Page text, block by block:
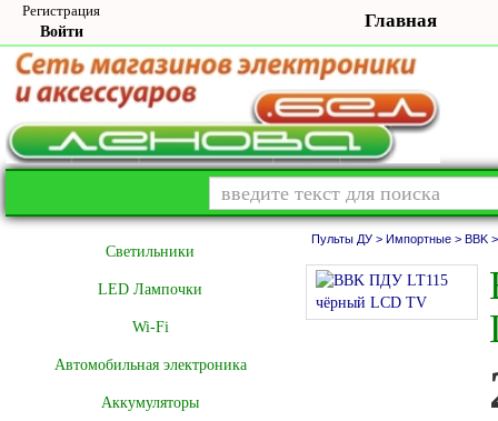
Регистрация
Войти
Главная
Cветильники
LED Лампочки
Wi-Fi
Автомобильная электроника
Аккумуляторы
Пульты ДУ > Импортные > BBK >